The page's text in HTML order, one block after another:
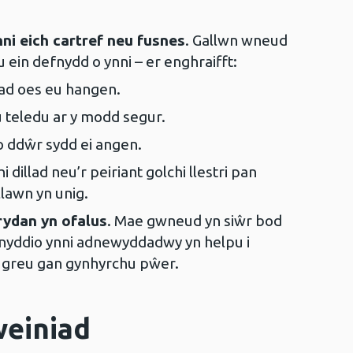
eich cartref neu fusnes. Gallwn wneud
ein defnydd o ynni – er enghraifft:
oes eu hangen.
teledu ar y modd segur.
ddŵr sydd ei angen.
dillad neu’r peiriant golchi llestri pan
yn unig.
yn ofalus. Mae gwneud yn siŵr bod
ynni adnewyddadwy yn helpu i
greu gan gynhyrchu pŵer.